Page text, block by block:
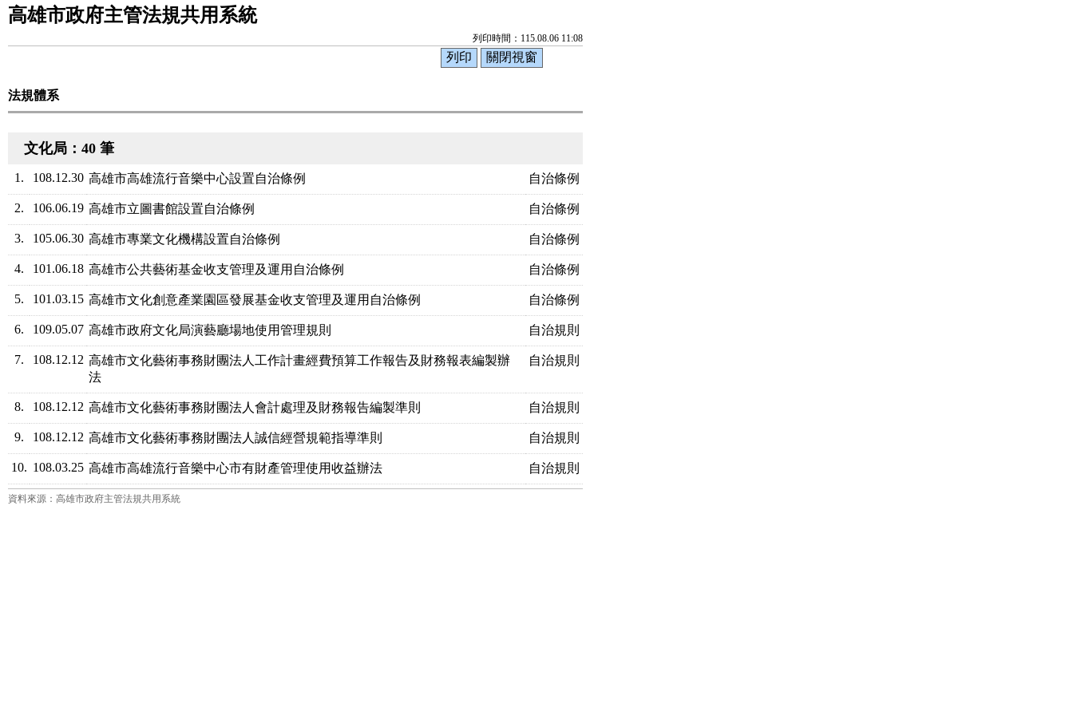
高雄市政府主管法規共用系統
列印時間：115.08.06 11:08
法規體系
文化局：40 筆
1. 108.12.30 高雄市高雄流行音樂中心設置自治條例 自治條例
2. 106.06.19 高雄市立圖書館設置自治條例 自治條例
3. 105.06.30 高雄市專業文化機構設置自治條例 自治條例
4. 101.06.18 高雄市公共藝術基金收支管理及運用自治條例 自治條例
5. 101.03.15 高雄市文化創意產業園區發展基金收支管理及運用自治條例 自治條例
6. 109.05.07 高雄市政府文化局演藝廳場地使用管理規則 自治規則
7. 108.12.12 高雄市文化藝術事務財團法人工作計畫經費預算工作報告及財務報表編製辦
法
自治規則
8. 108.12.12 高雄市文化藝術事務財團法人會計處理及財務報告編製準則 自治規則
9. 108.12.12 高雄市文化藝術事務財團法人誠信經營規範指導準則 自治規則
10. 108.03.25 高雄市高雄流行音樂中心市有財產管理使用收益辦法 自治規則
資料來源：高雄市政府主管法規共用系統